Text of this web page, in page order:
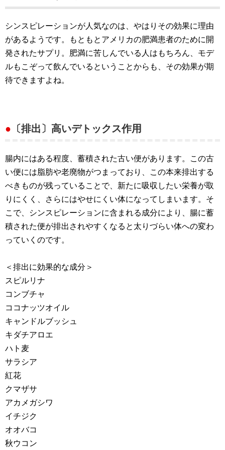
シンスピレーションが人気なのは、やはりその効果に理由
があるようです。もともとアメリカの肥満患者のために開
発されたサプリ。肥満に苦しんでいる人はもちろん、モデ
ルもこぞって飲んでいるということからも、その効果が期
待できますよね。
● 〔排出〕高いデトックス作用
腸内にはある程度、蓄積された古い便があります。この古
い便には脂肪や老廃物がつまっており、この本来排出する
べきものが残っていることで、新たに吸収したい栄養が取
りにくく、さらにはやせにくい体になってしまいます。そ
こで、シンスピレーションに含まれる成分により、腸に蓄
積された便が排出されやすくなると太りづらい体への変わ
っていくのです。
＜排出に効果的な成分＞
スピルリナ
コンブチャ
ココナッツオイル
キャンドルブッシュ
キダチアロエ
ハト麦
サラシア
紅花
クマザサ
アカメガシワ
イチジク
オオバコ
秋ウコン